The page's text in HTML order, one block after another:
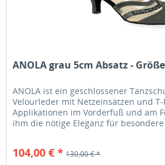
ANOLA grau 5cm Absatz -
ANOLA ist ein geschlossener
Velourleder mit Netzeinsätzen und
Applikationen im Vorderfuß und am
ihm die nötige Eleganz für
104,00 € * 130,00 € *